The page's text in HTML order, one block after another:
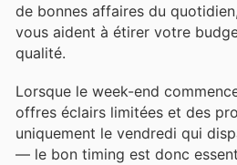
de bonnes affaires du
vous aident à étirer votre
qualité.
Lorsque le week-end
offres éclairs limitées et des
uniquement le vendredi qui
— le bon timing est donc